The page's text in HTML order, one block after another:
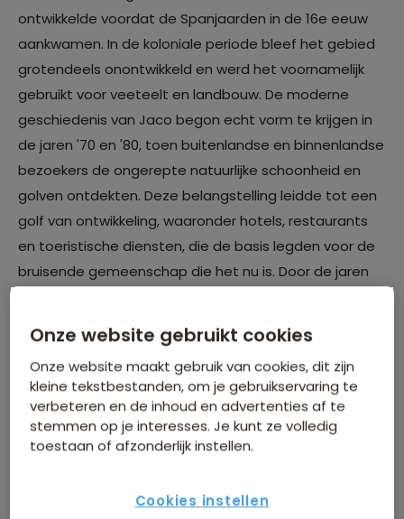
ontwikkelde voordat de Spanjaarden in de 16e eeuw
aankwamen. In de koloniale periode bleef het gebied
grotendeels onontwikkeld en werd het voornamelijk
gebruikt voor veeteelt en landbouw. De moderne
geschiedenis van Jaco begon echt vorm te krijgen in
de jaren '70 en '80, toen buitenlandse en binnenlandse
bezoekers de ongerepte natuurlijke schoonheid en
golven ontdekten. Deze belangstelling leidde tot een
golf van ontwikkeling, waaronder hotels, restaurants
en toeristische diensten, die de basis legden voor de
bruisende gemeenschap die het nu is. Door de jaren
door zowel reizigers als expats die op zoek zijn naar
avontuur en een relaxte levensstijl.
Onze website gebruikt cookies
Onze website maakt gebruik van cookies, dit zijn
kleine tekstbestanden, om je gebruikservaring te
verbeteren en de inhoud en advertenties af te
stemmen op je interesses. Je kunt ze volledig
toestaan of afzonderlijk instellen.
Cookies instellen